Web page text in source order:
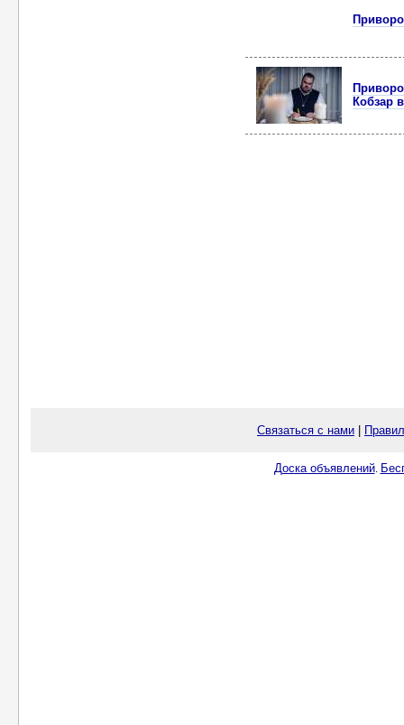
Кобзар
Связаться с нами
Доска объявлений.